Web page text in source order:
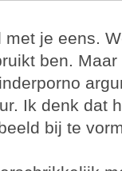
je eens.
ben.
Ik denk dat
bij te